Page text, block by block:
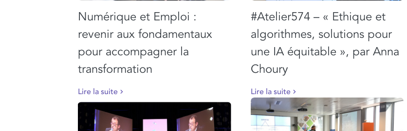
Numérique et Emploi :
revenir aux fondamentaux
pour accompagner la
transformation
Lire la suite
#Atelier574 – « Ethique et
algorithmes, solutions pour
une IA équitable », par Anna
Choury
Lire la suite